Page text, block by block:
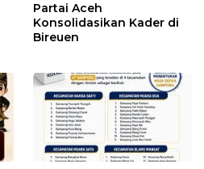
Partai Aceh
Konsolidasikan Kader di
Bireuen